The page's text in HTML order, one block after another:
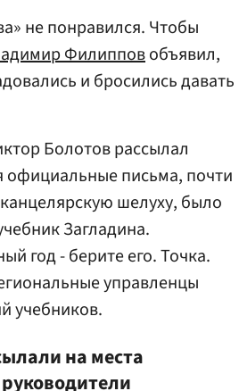
не понравился. Чтобы
Филипповобъявил,
и бросились давать
Болотов рассылал
официальные письма, почти
шелуху, было
Загладина.
год - берите его. Точка.
управленцы
учебников.
на места